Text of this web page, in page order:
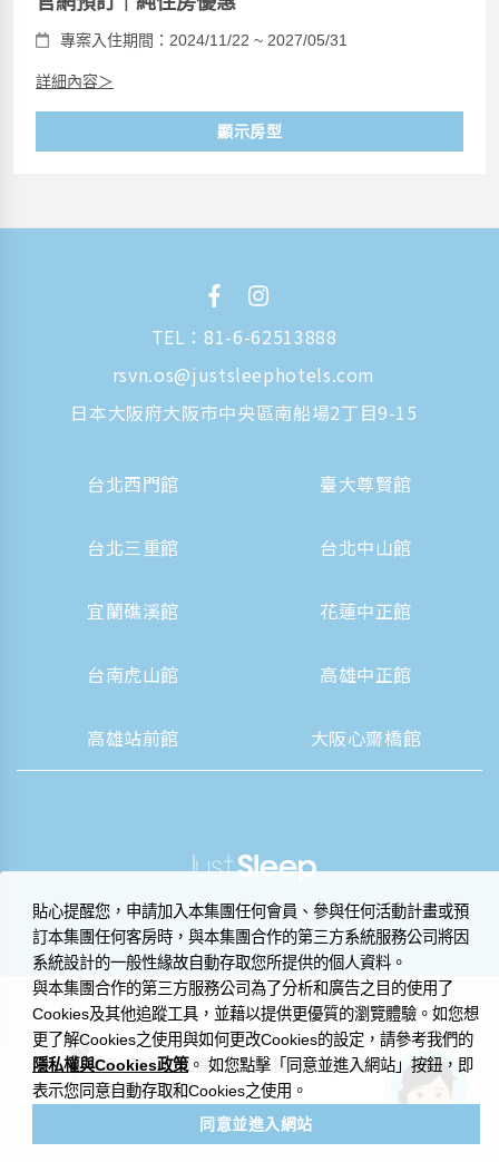
專案入住期間：2024/11/22 ~ 2027/05/31
詳細內容＞
顯示房型
TEL：81-6-62513888
rsvn.os@justsleephotels.com
日本大阪府大阪市中央區南船場2丁目9-15
台北西門館 臺大尊賢館
台北三重館 台北中山館
宜蘭礁溪館 花蓮中正館
台南虎山館 高雄中正館
高雄站前館 大阪心齋橋館
營業人資訊揭露 |
隱私權聲明與 Cookie 政策
© 2014-2026 晶華國際酒店集團
貼心提醒您，申請加入本集團任何會員、參與任何活動計畫或預
訂本集團任何客房時，與本集團合作的第三方系統服務公司將因
系統設計的一般性緣故自動存取您所提供的個人資料。
與本集團合作的第三方服務公司為了分析和廣告之目的使用了
Cookies及其他追蹤工具，並藉以提供更優質的瀏覽體驗。如您想
更了解Cookies之使用與如何更改Cookies的設定，請參考我們的
隱私權與Cookies政策 。 如您點擊「同意並進入網站」按鈕，即
表示您同意自動存取和Cookies之使用。
同意並進入網站
您好，歡迎在此提出問題，捷絲旅小管家
很樂意為您解答。